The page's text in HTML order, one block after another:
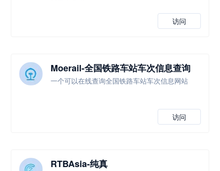
访问
Moerail-全国铁路车站车次信息查询
一个可以在线查询全国铁路车站车次信息网站
访问
RTBAsia-纯真